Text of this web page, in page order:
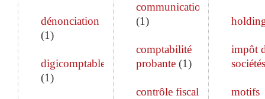
dénonciation
(1)
digicomptable
(1)
communication
(1)
comptabilité
probante(1)
contrôle fiscal
impôt
sociétés
motifs